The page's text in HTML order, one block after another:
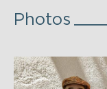
Photos